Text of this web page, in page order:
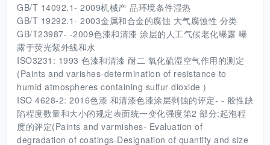
GB/T 14092.1- 2009机械产 品环境条件湿热
GB/T 19292.1- 2003金属和合金的腐蚀 大气腐蚀性 分类
GB/T23987- -2009色漆和清漆 涂层的人工气候老化曝露 曝
露于荧光紫外线和水
ISO3231: 1993 色漆和清漆 耐二 氧化硫湿空气作用的测定
(Paints and varishes-determination of resistance to
humid atmospheres containing sulfur dioxide )
ISO 4628-2: 2016色漆 和清漆色漆涂层剥蚀的评定- - 般性缺
陷程度数量和大小的规定表面统一变化强度第2 部分:起泡程
度的评定(Paints and varmishes- Evaluation of
degradation of coatings-Designation of quantity and size